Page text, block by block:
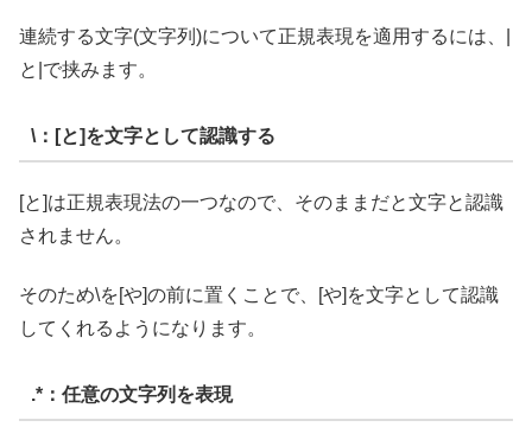
連続する文字(文字列)について正規表現を適用するには、|
と|で挟みます。
\：[と]を文字として認識する
[と]は正規表現法の一つなので、そのままだと文字と認識
されません。
そのため\を[や]の前に置くことで、[や]を文字として認識
してくれるようになります。
.*：任意の文字列を表現